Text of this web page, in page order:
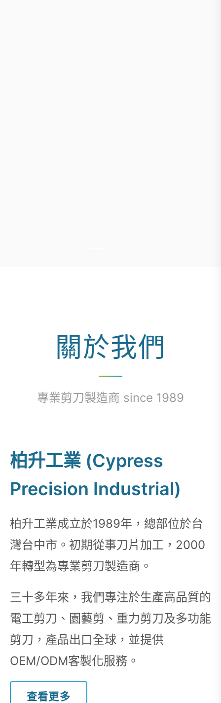
關於我們
專業剪刀製造商 since 1989
柏升工業 (Cypress
Precision Industrial)
柏升工業成立於1989年，總部位於台
灣台中市。初期從事刀片加工，2000
年轉型為專業剪刀製造商。
三十多年來，我們專注於生產高品質的
電工剪刀、園藝剪、重力剪刀及多功能
剪刀，產品出口全球，並提供
OEM/ODM客製化服務。
查看更多